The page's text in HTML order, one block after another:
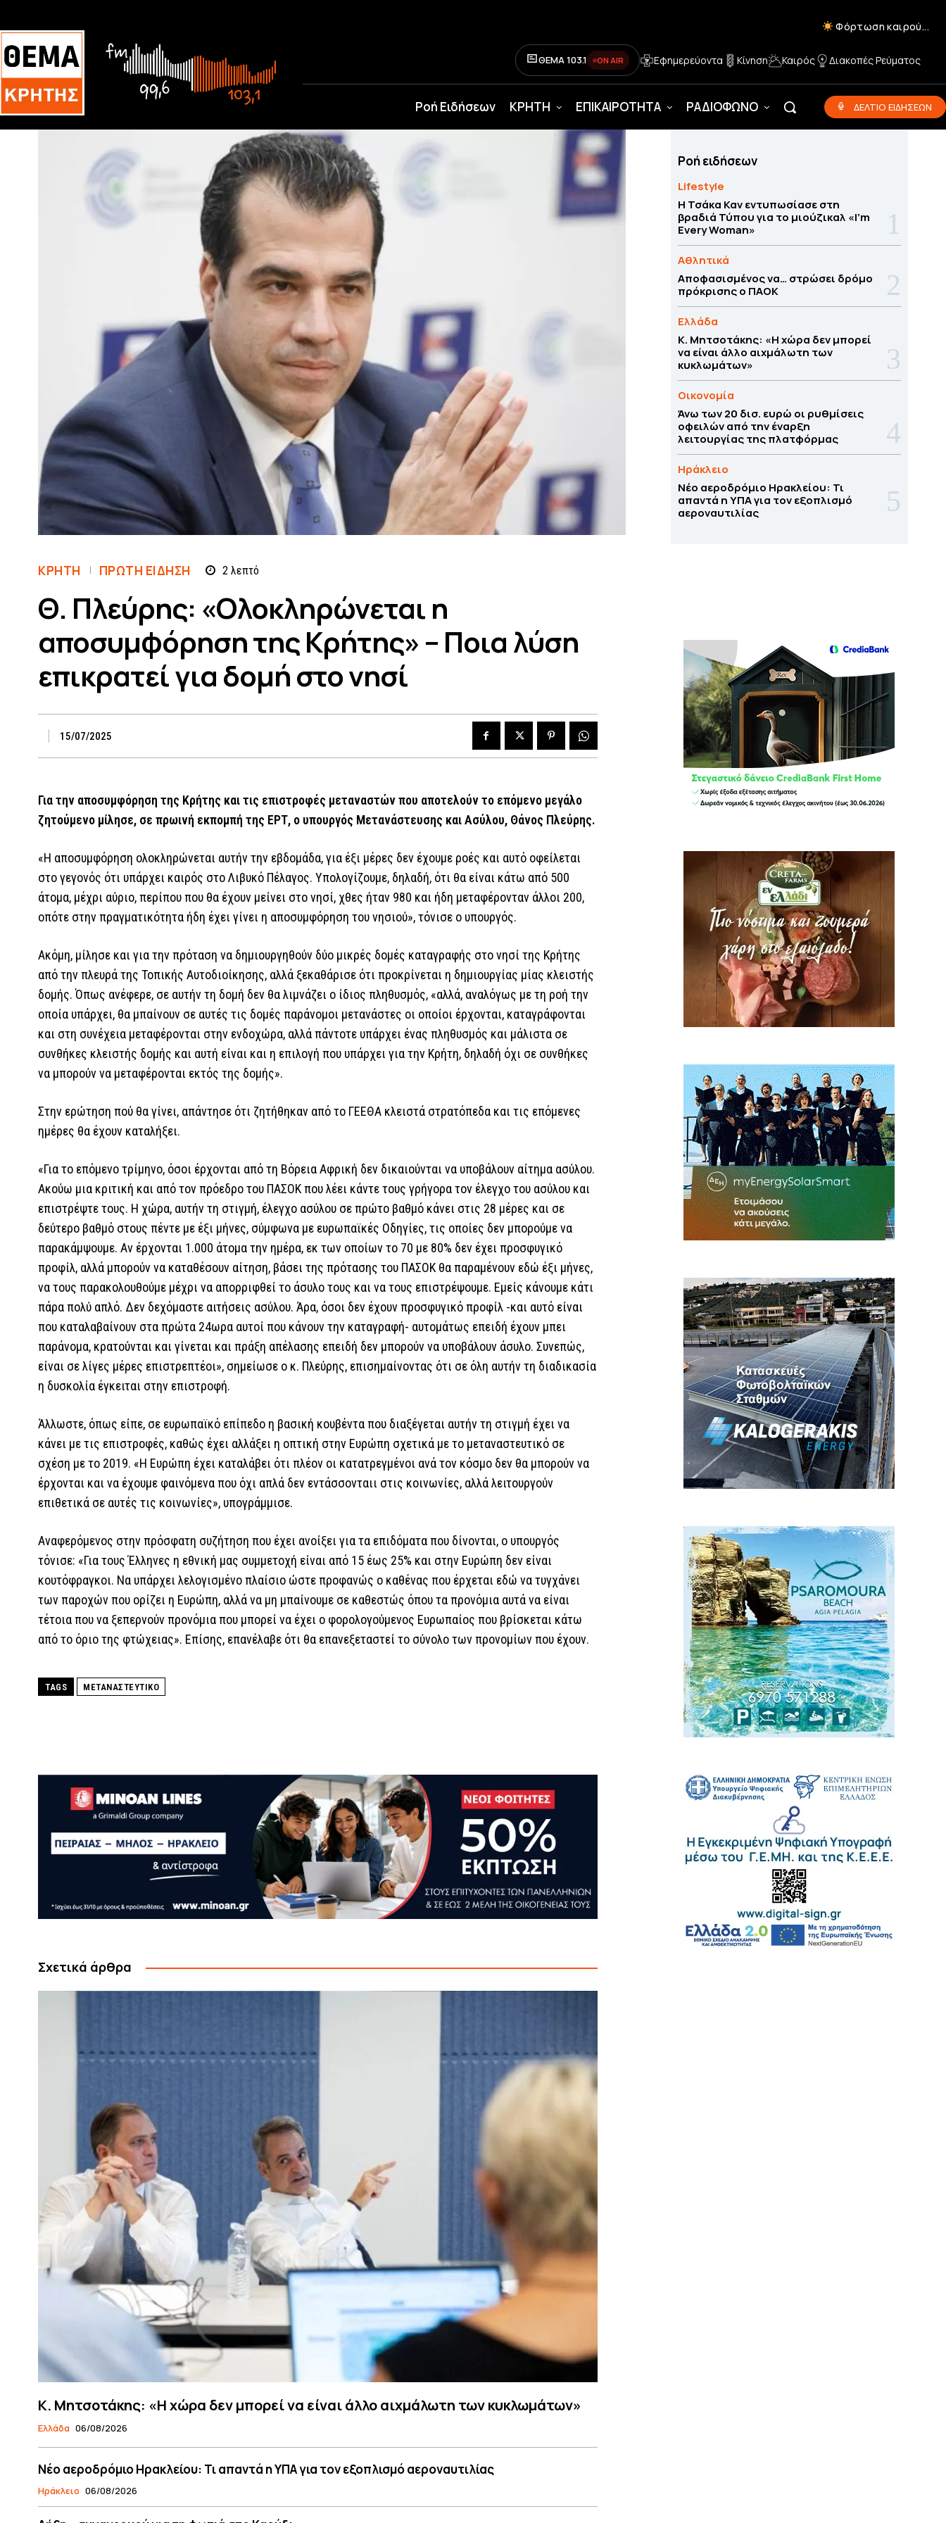
Φόρτωση καιρού...
ΘΕΜΑ 103.1 ON AIR Εφημερεύοντα Κίνηση Καιρός Διακοπές Ρεύματος
Ροή Ειδήσεων ΚΡΗΤΗ ΕΠΙΚΑΙΡΟΤΗΤΑ ΡΑΔΙΟΦΩΝΟ ΔΕΛΤΙΟ ΕΙΔΗΣΕΩΝ
ΚΡΗΤΗ ΠΡΏΤΗ ΕΊΔΗΣΗ 2λεπτό
Θ. Πλεύρης: «Ολοκληρώνεται η
αποσυμφόρηση της Κρήτης» – Ποια λύση
επικρατεί για δομή στο νησί
15/07/2025
Για την αποσυμφόρηση της Κρήτης και τις επιστροφές μεταναστών που αποτελούν το επόμενο μεγάλο
ζητούμενο μίλησε, σε πρωινή εκπομπή της ΕΡΤ, ο υπουργός Μετανάστευσης και Ασύλου, Θάνος Πλεύρης.
«Η αποσυμφόρηση ολοκληρώνεται αυτήν την εβδομάδα, για έξι μέρες δεν έχουμε ροές και αυτό οφείλεται
στο γεγονός ότι υπάρχει καιρός στο Λιβυκό Πέλαγος. Υπολογίζουμε, δηλαδή, ότι θα είναι κάτω από 500
άτομα, μέχρι αύριο, περίπου που θα έχουν μείνει στο νησί, χθες ήταν 980 και ήδη μεταφέρονταν άλλοι 200,
οπότε στην πραγματικότητα ήδη έχει γίνει η αποσυμφόρηση του νησιού», τόνισε ο υπουργός.
Ακόμη, μίλησε και για την πρόταση να δημιουργηθούν δύο μικρές δομές καταγραφής στο νησί της Κρήτης
από την πλευρά της Τοπικής Αυτοδιοίκησης, αλλά ξεκαθάρισε ότι προκρίνεται η δημιουργίας μίας κλειστής
δομής. Όπως ανέφερε, σε αυτήν τη δομή δεν θα λιμνάζει ο ίδιος πληθυσμός, «αλλά, αναλόγως με τη ροή την
οποία υπάρχει, θα μπαίνουν σε αυτές τις δομές παράνομοι μετανάστες οι οποίοι έρχονται, καταγράφονται
και στη συνέχεια μεταφέρονται στην ενδοχώρα, αλλά πάντοτε υπάρχει ένας πληθυσμός και μάλιστα σε
συνθήκες κλειστής δομής και αυτή είναι και η επιλογή που υπάρχει για την Κρήτη, δηλαδή όχι σε συνθήκες
να μπορούν να μεταφέρονται εκτός της δομής».
Στην ερώτηση πού θα γίνει, απάντησε ότι ζητήθηκαν από το ΓΕΕΘΑ κλειστά στρατόπεδα και τις επόμενες
ημέρες θα έχουν καταλήξει.
«Για το επόμενο τρίμηνο, όσοι έρχονται από τη Βόρεια Αφρική δεν δικαιούνται να υποβάλουν αίτημα ασύλου.
Ακούω μια κριτική και από τον πρόεδρο του ΠΑΣΟΚ που λέει κάντε τους γρήγορα τον έλεγχο του ασύλου και
επιστρέψτε τους. Η χώρα, αυτήν τη στιγμή, έλεγχο ασύλου σε πρώτο βαθμό κάνει στις 28 μέρες και σε
δεύτερο βαθμό στους πέντε με έξι μήνες, σύμφωνα με ευρωπαϊκές Οδηγίες, τις οποίες δεν μπορούμε να
παρακάμψουμε. Αν έρχονται 1.000 άτομα την ημέρα, εκ των οποίων το 70 με 80% δεν έχει προσφυγικό
προφίλ, αλλά μπορούν να καταθέσουν αίτηση, βάσει της πρότασης του ΠΑΣΟΚ θα παραμένουν εδώ έξι μήνες,
να τους παρακολουθούμε μέχρι να απορριφθεί το άσυλο τους και να τους επιστρέψουμε. Εμείς κάνουμε κάτι
πάρα πολύ απλό. Δεν δεχόμαστε αιτήσεις ασύλου. Άρα, όσοι δεν έχουν προσφυγικό προφίλ -και αυτό είναι
που καταλαβαίνουν στα πρώτα 24ωρα αυτοί που κάνουν την καταγραφή- αυτομάτως επειδή έχουν μπει
παράνομα, κρατούνται και γίνεται και πράξη απέλασης επειδή δεν μπορούν να υποβάλουν άσυλο. Συνεπώς,
είναι σε λίγες μέρες επιστρεπτέοι», σημείωσε ο κ. Πλεύρης, επισημαίνοντας ότι σε όλη αυτήν τη διαδικασία
η δυσκολία έγκειται στην επιστροφή.
Άλλωστε, όπως είπε, σε ευρωπαϊκό επίπεδο η βασική κουβέντα που διαξέγεται αυτήν τη στιγμή έχει να
κάνει με τις επιστροφές, καθώς έχει αλλάξει η οπτική στην Ευρώπη σχετικά με το μεταναστευτικό σε
σχέση με το 2019. «Η Ευρώπη έχει καταλάβει ότι πλέον οι κατατρεγμένοι ανά τον κόσμο δεν θα μπορούν να
έρχονται και να έχουμε φαινόμενα που όχι απλά δεν εντάσσονταιι στις κοινωνίες, αλλά λειτουργούν
επιθετικά σε αυτές τις κοινωνίες», υπογράμμισε.
Αναφερόμενος στην πρόσφατη συζήτηση που έχει ανοίξει για τα επιδόματα που δίνονται, ο υπουργός
τόνισε: «Για τους Έλληνες η εθνική μας συμμετοχή είναι από 15 έως 25% και στην Ευρώπη δεν είναι
κουτόφραγκοι. Να υπάρχει λελογισμένο πλαίσιο ώστε προφανώς ο καθένας που έρχεται εδώ να τυγχάνει
των παροχών που ορίζει η Ευρώπη, αλλά να μη μπαίνουμε σε καθεστώς όπου τα προνόμια αυτά να είναι
τέτοια που να ξεπερνούν προνόμια που μπορεί να έχει ο φορολογούμενος Ευρωπαίος που βρίσκεται κάτω
από το όριο της φτώχειας». Επίσης, επανέλαβε ότι θα επανεξεταστεί το σύνολο των προνομίων που έχουν.
TAGS ΜΕΤΑΝΑΣΤΕΥΤΙΚΟ
Σχετικά άρθρα
Κ. Μητσοτάκης: «Η χώρα δεν μπορεί να είναι άλλο αιχμάλωτη των κυκλωμάτων»
Ελλάδα 06/08/2026
Νέο αεροδρόμιο Ηρακλείου: Τι απαντά η ΥΠΑ για τον εξοπλισμό αεροναυτιλίας
Ηράκλειο 06/08/2026
Ροή ειδήσεων
Lifestyle
Η Τσάκα Καν εντυπωσίασε στη
βραδιά Τύπου για το μιούζικαλ «I’m
Every Woman»
Αθλητικά
Αποφασισμένος να… στρώσει δρόμο
πρόκρισης ο ΠΑΟΚ
Ελλάδα
Κ. Μητσοτάκης: «Η χώρα δεν μπορεί
να είναι άλλο αιχμάλωτη των
κυκλωμάτων»
Οικονομία
Άνω των 20 δισ. ευρώ οι ρυθμίσεις
οφειλών από την έναρξη
λειτουργίας της πλατφόρμας
Ηράκλειο
Νέο αεροδρόμιο Ηρακλείου: Τι
απαντά η ΥΠΑ για τον εξοπλισμό
αεροναυτιλίας